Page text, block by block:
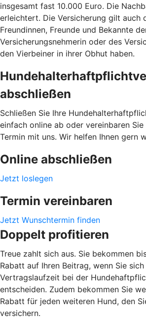
insgesamt fast 10.000 Euro. Die
erleichtert. Die Versicherung gilt auch
Freundinnen, Freunde und Bekannte
Versicherungsnehmerin oder des
den Vierbeiner in ihrer Obhut haben.
abschließen
Schließen Sie Ihre
einfach online ab oder vereinbaren
Termin mit uns. Wir helfen Ihnen gern
Online abschließen
Jetzt loslegen
Termin vereinbaren
Jetzt Wunschtermin finden
Doppelt profitieren
Treue zahlt sich aus. Sie bekommen
Rabatt auf Ihren Beitrag, wenn Sie
Vertragslaufzeit bei der
entscheiden. Zudem bekommen Sie
Rabatt für jeden weiteren Hund, den
versichern.